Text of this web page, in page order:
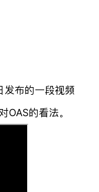
布的一段视频
OAS的看法。